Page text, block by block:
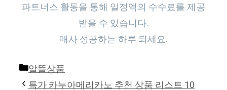
파트너스 활동을 통해 일정액의 수수료를 제공
받을 수 있습니다.
매사 성공하는 하루 되세요.
Categories
알뜰상품
특가 카누아메리카노 추천 상품 리스트 10